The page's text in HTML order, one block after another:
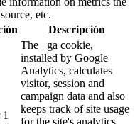
etc.
Descripción
The _ga cookie,
installed by Google
Analytics, calculates
visitor, session and
campaign data and also
keeps track of site usage
for the site's analytics